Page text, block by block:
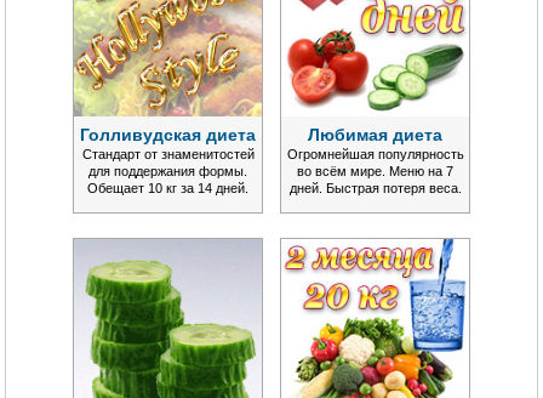
Голливудская диета
Стандарт от знаменитостей
для поддержания формы.
Обещает 10 кг за 14 дней.
Любимая диета
Огромнейшая популярность
во всём мире. Меню на 7
дней. Быстрая потеря веса.